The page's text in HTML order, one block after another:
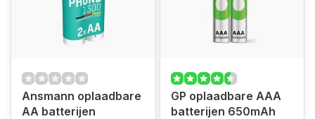
Ansmann oplaadbare
AA batterijen
GP oplaadbare AAA
batterijen 650mAh